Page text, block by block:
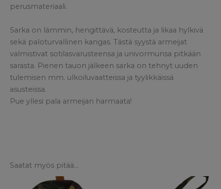
perusmateriaali.
Sarka on lämmin, hengittävä, kosteutta ja likaa hylkivä
sekä paloturvallinen kangas. Tästä syystä armeijat
valmistivat sotilasvarusteensa ja univormunsa pitkään
sarasta. Pienen tauon jälkeen sarka on tehnyt uuden
tulemisen mm. ulkoiluvaatteissa ja tyylikkäissä
asusteissa.
Pue yllesi pala armeijan harmaata!
Saatat myös pitää...